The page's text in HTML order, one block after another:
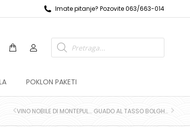
Imate pitanje? Pozovite 063/663-014
POKLON PAKETI
VINO NOBILE DI MONTEPULCIANO LA BRACCESCA GUADO AL TASSO BOLGHERI SUPERIORE